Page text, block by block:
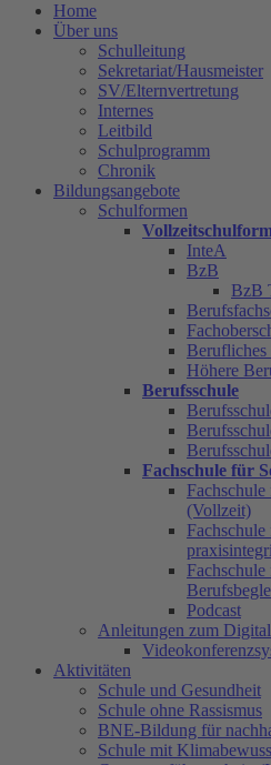
Home
Über uns
Schulleitung
Sekretariat/Hausmeister
SV/Elternvertretung
Internes
Leitbild
Schulprogramm
Chronik
Bildungsangebote
Schulformen
InteA
BzB
BzB
Berufliches
Höhere
Berufsschule
Fachschule für
(Vollzeit)
Podcast
Anleitungen zum
Aktivitäten
Schule und Gesundheit
Schule ohne Rassismus
BNE-Bildung für
Schule mit